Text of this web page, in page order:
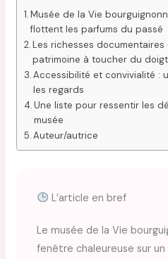
Musée de la Vie
flottent les parfums du passé
Les richesses
patrimoine à toucher du doigt
Accessibilité et convivialité :
les regards
Une liste pour ressentir les
musée
Auteur/autrice
L’article en bref
Le musée de la Vie
fenêtre chaleureuse sur un